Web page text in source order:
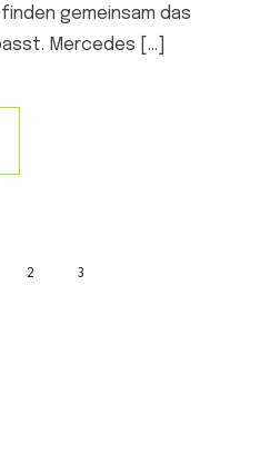
gemeinsam das
Mercedes […]
2 3